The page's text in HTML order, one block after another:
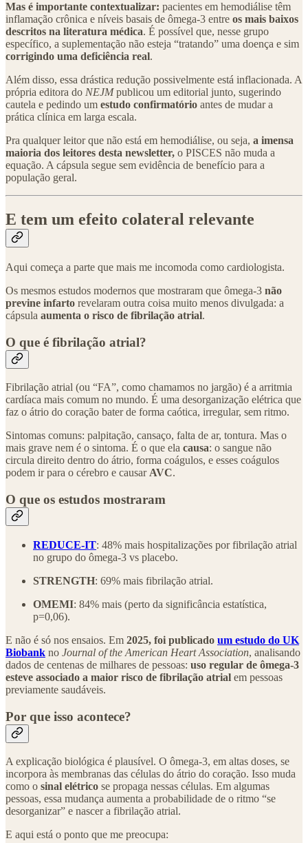
Mas é importante contextualizar: pacientes em hemodiálise têm
inflamação crônica e níveis basais de ômega-3 entre os mais baixos
descritos na literatura médica. É possível que, nesse grupo
específico, a suplementação não esteja “tratando” uma doença e sim
corrigindo uma deficiência real.
Além disso, essa drástica redução possivelmente está inflacionada. A
própria editora do NEJMpublicou um editorial junto, sugerindo
cautela e pedindo um estudo confirmatório antes de mudar a
prática clínica em larga escala.
Pra qualquer leitor que não está em hemodiálise, ou seja, a imensa
maioria dos leitores desta newsletter, o PISCES não muda a
equação. A cápsula segue sem evidência de benefício para a
população geral.
E tem um efeito colateral relevante
Aqui começa a parte que mais me incomoda como cardiologista.
Os mesmos estudos modernos que mostraram que ômega-3 não
previne infarto revelaram outra coisa muito menos divulgada: a
cápsula aumenta o risco de fibrilação atrial.
O que é fibrilação atrial?
Fibrilação atrial (ou “FA”, como chamamos no jargão) é a arritmia
cardíaca mais comum no mundo. É uma desorganização elétrica que
faz o átrio do coração bater de forma caótica, irregular, sem ritmo.
Sintomas comuns: palpitação, cansaço, falta de ar, tontura. Mas o
mais grave nem é o sintoma. É o que ela causa: o sangue não
circula direito dentro do átrio, forma coágulos, e esses coágulos
podem ir para o cérebro e causarAVC.
O que os estudos mostraram
REDUCE-IT: 48% mais hospitalizações por fibrilação atrial
no grupo do ômega-3 vs placebo.
STRENGTH: 69% mais fibrilação atrial.
OMEMI: 84% mais (perto da significância estatística,
p=0,06).
E não é só nos ensaios. Em 2025, foi publicado um estudo do UK
Biobank no Journal of the American Heart Association, analisando
dados de centenas de milhares de pessoas: uso regular de ômega-3
esteve associado a maior risco de fibrilação atrial em pessoas
previamente saudáveis.
Por que isso acontece?
A explicação biológica é plausível. O ômega-3, em altas doses, se
incorpora às membranas das células do átrio do coração. Isso muda
como o sinal elétrico se propaga nessas células. Em algumas
pessoas, essa mudança aumenta a probabilidade de o ritmo “se
desorganizar” e nascer a fibrilação atrial.
E aqui está o ponto que me preocupa: